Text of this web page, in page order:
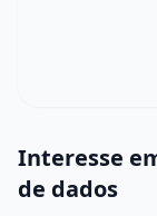
Interesse
de dados